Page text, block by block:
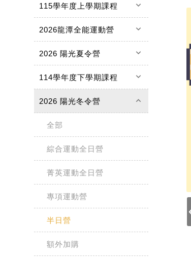
115學年度上學期課程 keyboard_arrow_down
2026龍潭全能運動營 keyboard_arrow_down
2026 陽光夏令營 keyboard_arrow_down
114學年度下學期課程 keyboard_arrow_down
2026 陽光冬令營 keyboard_arrow_up
全部
綜合運動全日營
菁英運動全日營
專項運動營
半日營
額外加購